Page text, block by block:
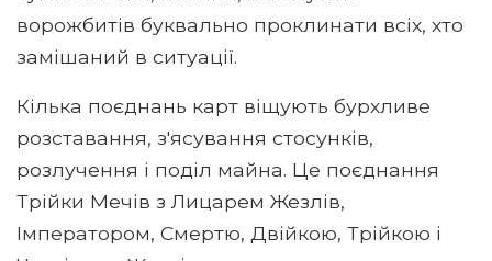
ворожбитів буквально проклинати всіх, хто
замішаний в ситуації.
Кілька поєднань карт віщують бурхливе
розставання, з'ясування стосунків,
розлучення і поділ майна. Це поєднання
Трійки Мечів з Лицарем Жезлів,
Імператором, Смертю, Двійкою, Трійкою і